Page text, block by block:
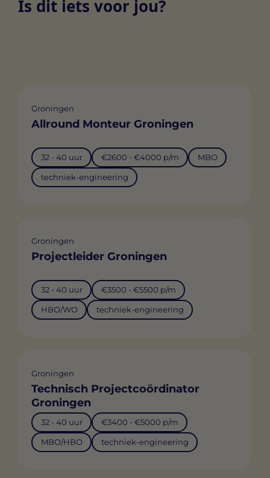
Is dit iets voor jou?
Groningen
Allround Monteur Groningen
32 - 40 uur €2600 - €4000 p/m MBO
techniek-engineering
Groningen
Projectleider Groningen
32 - 40 uur €3500 - €5500 p/m
HBO/WO techniek-engineering
Groningen
Technisch Projectcoördinator
Groningen
32 - 40 uur €3400 - €5000 p/m
MBO/HBO techniek-engineering